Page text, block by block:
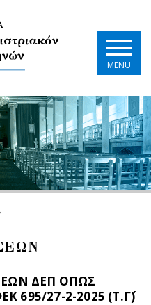
MENU
ΔΕΠ ΟΠΩΣ
695/27-2-2025 (Τ.Γ΄)